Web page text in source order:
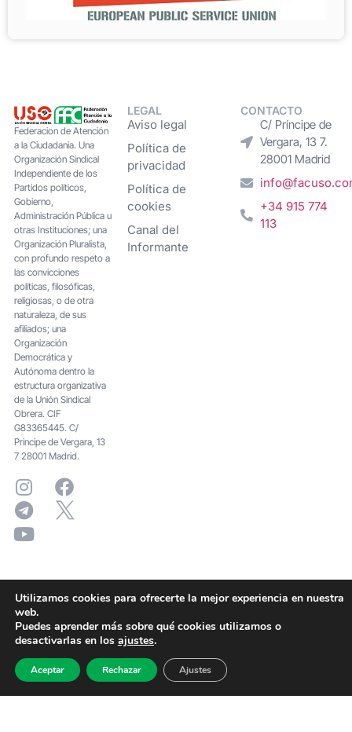
Federacion de Atención
a la Ciudadanía. Una
Organización Sindical
Independiente de los
Partidos políticos,
Gobierno,
Administración Pública u
otras Instituciones; una
Organización Pluralista,
con profundo respeto a
las convicciones
políticas, filosóficas,
religiosas, o de otra
naturaleza, de sus
afiliados; una
Organización
Democrática y
Autónoma dentro la
estructura organizativa
de la Unión Sindical
Obrera. CIF
G83365445. C/
Principe de Vergara, 13
7 28001 Madrid.
LEGAL
Aviso legal
Política de
privacidad
Política de
cookies
Canal del
Informante
CONTACTO
C/ Príncipe de
Vergara, 13 7.
28001 Madrid
+34 915 774
113
Utilizamos cookies para ofrecerte la mejor experiencia en nuestra
web.
Puedes aprender más sobre qué cookies utilizamos o
desactivarlas en los ajustes.
Aceptar Rechazar Ajustes